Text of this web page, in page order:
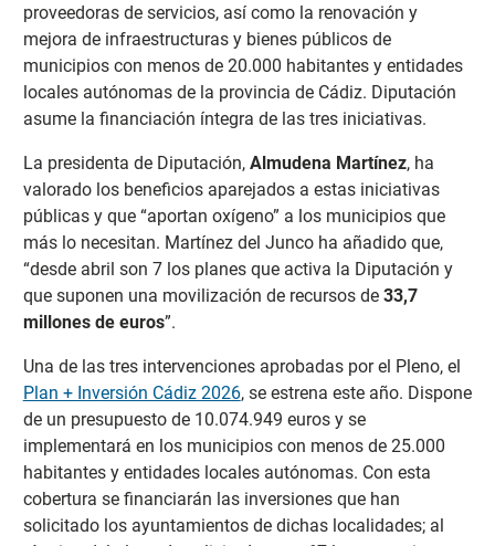
proveedoras de servicios, así como la renovación y
mejora de infraestructuras y bienes públicos de
municipios con menos de 20.000 habitantes y entidades
locales autónomas de la provincia de Cádiz. Diputación
asume la financiación íntegra de las tres iniciativas.
La presidenta de Diputación, Almudena Martínez, ha
valorado los beneficios aparejados a estas iniciativas
públicas y que “aportan oxígeno” a los municipios que
más lo necesitan. Martínez del Junco ha añadido que,
“desde abril son 7 los planes que activa la Diputación y
que suponen una movilización de recursos de 33,7
millones de euros”.
Una de las tres intervenciones aprobadas por el Pleno, el
Plan + Inversión Cádiz 2026, se estrena este año. Dispone
de un presupuesto de 10.074.949 euros y se
implementará en los municipios con menos de 25.000
habitantes y entidades locales autónomas. Con esta
cobertura se financiarán las inversiones que han
solicitado los ayuntamientos de dichas localidades; al